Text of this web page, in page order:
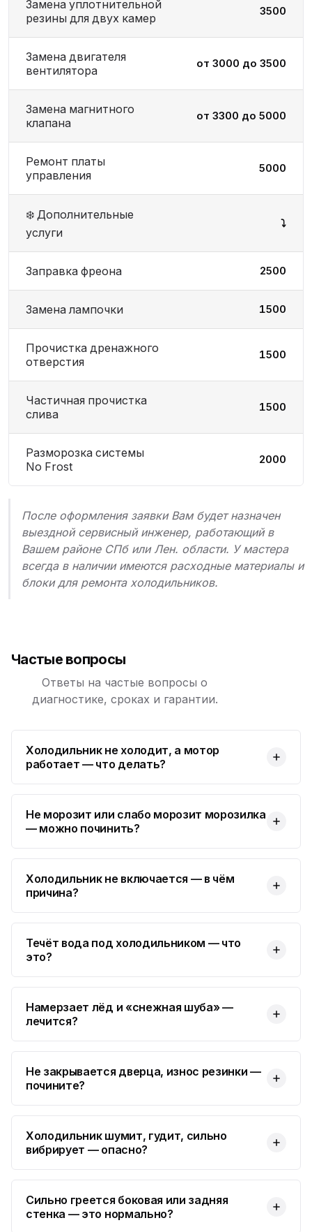
Замена уплотнительной
резины для двух камер
3500
Замена двигателя
вентилятора
от 3000 до 3500
Замена магнитного
клапана
от 3300 до 5000
Ремонт платы
управления
5000
❄️ Дополнительные
услуги
⤵️
Заправка фреона 2500
Замена лампочки 1500
Прочистка дренажного
отверстия
1500
Частичная прочистка
слива
1500
Разморозка системы
No Frost
2000
После оформления заявки Вам будет назначен
выездной сервисный инженер, работающий в
Вашем районе СПб или Лен. области. У мастера
всегда в наличии имеются расходные материалы и
блоки для ремонта холодильников.
Частые вопросы
Ответы на частые вопросы о
диагностике, сроках и гарантии.
Холодильник не холодит, а мотор
работает — что делать?
Не морозит или слабо морозит морозилка
— можно починить?
Холодильник не включается — в чём
причина?
Течёт вода под холодильником — что
это?
Намерзает лёд и «снежная шуба» —
лечится?
Не закрывается дверца, износ резинки —
почините?
Холодильник шумит, гудит, сильно
вибрирует — опасно?
Сильно греется боковая или задняя
стенка — это нормально?